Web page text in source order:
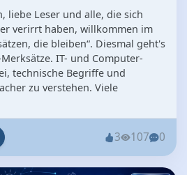
liebe Leser und alle, die sich
verirrt haben, willkommen im
die bleiben“. Diesmal geht's
IT- und Computer-
technische Begriffe und
zu verstehen. Viele
3 107 0